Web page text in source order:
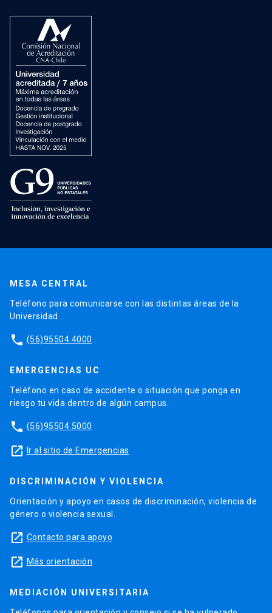
MESA CENTRAL
Teléfono para comunicarse con las distintas áreas de la
Universidad.
phone (56)95504 4000
EMERGENCIAS UC
Teléfono en caso de accidente o situación que ponga en
riesgo tu vida dentro de algún campus.
phone (56)95504 5000
launch Ir al sitio de Emergencias
DISCRIMINACIÓN Y VIOLENCIA
Orientación y apoyo en casos de discriminación, violencia de
género o violencia sexual.
launch Contacto para apoyo
launch Más orientación
MEDIACIÓN UNIVERSITARIA